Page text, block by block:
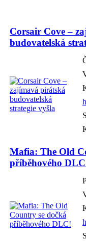
Corsair Cove –
budovatelská
Mafia: The Old
příběhového